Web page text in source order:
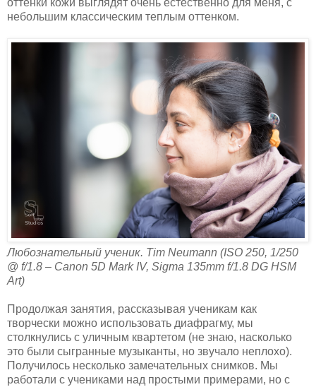
небольшим классическим теплым оттенком.
Любознательный ученик. Tim Neumann (ISO 250, 1/250
@ f/1.8 – Canon 5D Mark IV, Sigma 135mm f/1.8 DG HSM
Art)
Продолжая занятия, рассказывая ученикам как
творчески можно использовать диафрагму, мы
столкнулись с уличным квартетом (не знаю, насколько
это были сыгранные музыканты, но звучало неплохо).
Получилось несколько замечательных снимков. Мы
работали с учениками над простыми примерами, но с